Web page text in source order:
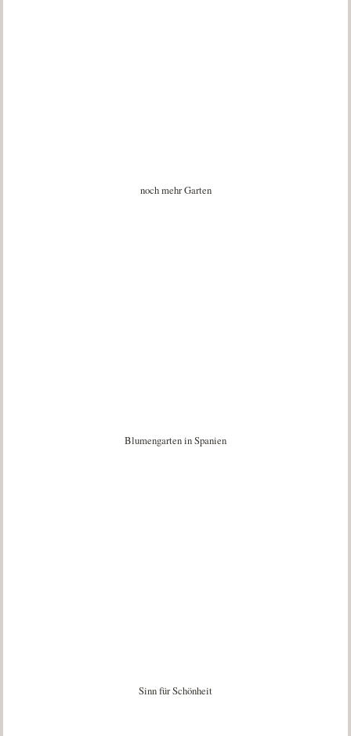
noch mehr Garten
Blumengarten in Spanien
Sinn für Schönheit